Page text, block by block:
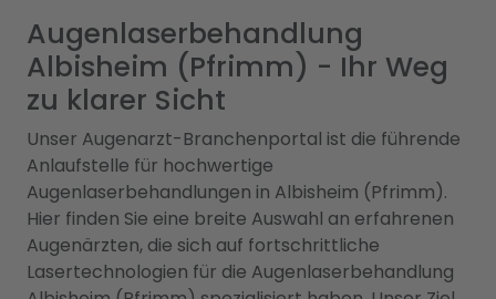
Augenlaserbehandlung
Albisheim (Pfrimm) - Ihr Weg
zu klarer Sicht
Unser Augenarzt-Branchenportal ist die führende
Anlaufstelle für hochwertige
Augenlaserbehandlungen in Albisheim (Pfrimm).
Hier finden Sie eine breite Auswahl an erfahrenen
Augenärzten, die sich auf fortschrittliche
Lasertechnologien für die Augenlaserbehandlung